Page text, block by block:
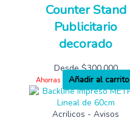
Counter Stand
Publicitario
decorado
Desde$300,000
Ahorras Añadir al carrito
Acrilicos - Avisos